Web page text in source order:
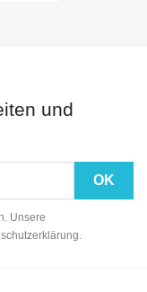
und
Unsere